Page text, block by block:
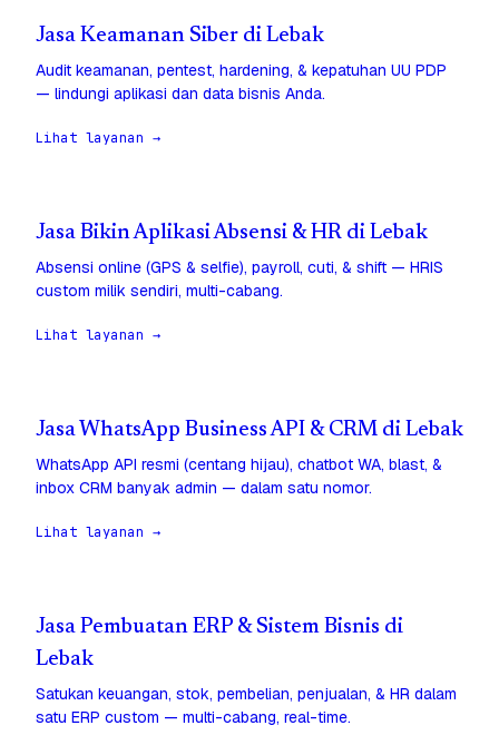
Jasa Keamanan Siber di Lebak
Audit keamanan, pentest, hardening, & kepatuhan UU PDP
— lindungi aplikasi dan data bisnis Anda.
Lihat layanan →
Jasa Bikin Aplikasi Absensi & HR di Lebak
Absensi online (GPS & selfie), payroll, cuti, & shift — HRIS
custom milik sendiri, multi-cabang.
Lihat layanan →
Jasa WhatsApp Business API & CRM di Lebak
WhatsApp API resmi (centang hijau), chatbot WA, blast, &
inbox CRM banyak admin — dalam satu nomor.
Lihat layanan →
Jasa Pembuatan ERP & Sistem Bisnis di
Lebak
Satukan keuangan, stok, pembelian, penjualan, & HR dalam
satu ERP custom — multi-cabang, real-time.